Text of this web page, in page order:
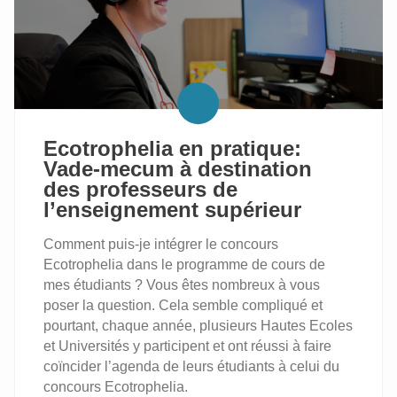
OPTIONS
«
BOULANGERIE
PÂTISSERIE
–
CHOCOLATERIE
-
GLACERIE
»
EN
MÉCATRONIQUE
Ecotrophelia en pratique:
Vade-mecum à destination
des professeurs de
l’enseignement supérieur
Comment puis-je intégrer le concours
Ecotrophelia dans le programme de cours de
mes étudiants ? Vous êtes nombreux à vous
poser la question. Cela semble compliqué et
pourtant, chaque année, plusieurs Hautes Ecoles
et Universités y participent et ont réussi à faire
coïncider l’agenda de leurs étudiants à celui du
concours Ecotrophelia.